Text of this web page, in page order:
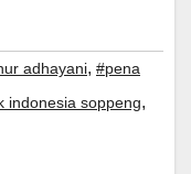
adhayani, #pena
indonesia soppeng,